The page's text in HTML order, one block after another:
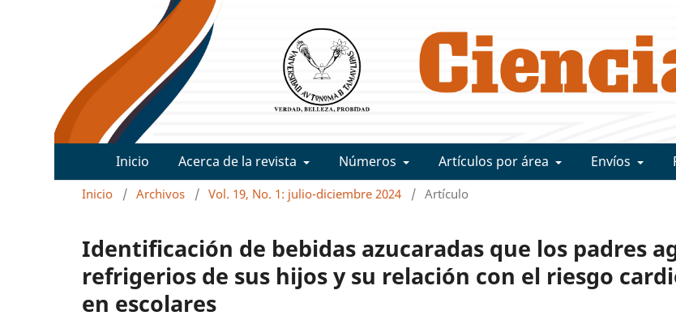
Inicio Acerca de la revista Números Artículos por área Envíos
Inicio / Archivos / Vol. 19, No. 1: julio-diciembre 2024 / Artículo
Identificación de bebidas azucaradas que los padres
refrigerios de sus hijos y su relación con el riesgo
en escolares